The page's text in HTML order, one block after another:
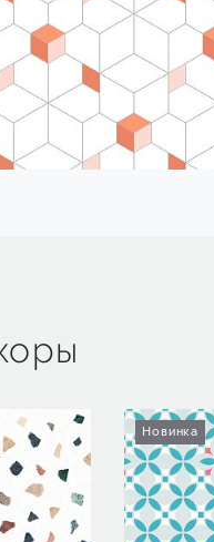
Новинка